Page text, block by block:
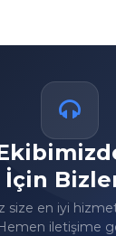
size en iyi
iletişime